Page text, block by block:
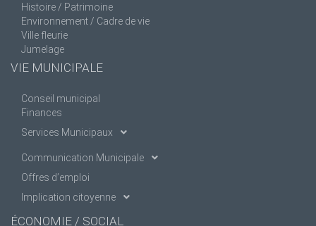
Histoire / Patrimoine
Environnement / Cadre de vie
Ville fleurie
Jumelage
VIE MUNICIPALE
Conseil municipal
Finances
Services Municipaux
Communication Municipale
Offres d’emploi
Implication citoyenne
ÉCONOMIE / SOCIAL